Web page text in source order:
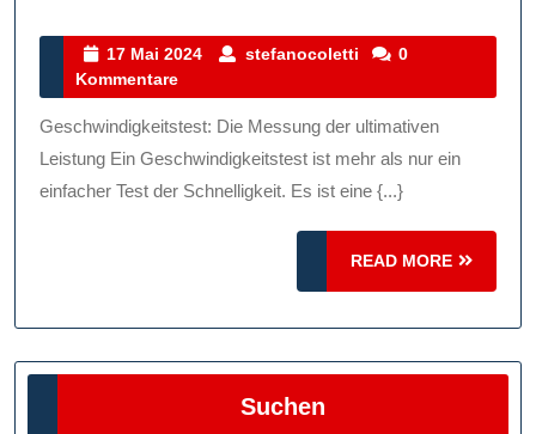
Der
Die
In
17 Mai 2024
17
2024
stefanocoletti stefanocoletti
0
Kommentare
Geschwindigkeitstest: Die Messung der ultimativen
Leistung Ein Geschwindigkeitstest ist mehr als nur ein
einfacher Test der Schnelligkeit. Es ist eine {...}
READ MORE
READ
MORE
Suchen